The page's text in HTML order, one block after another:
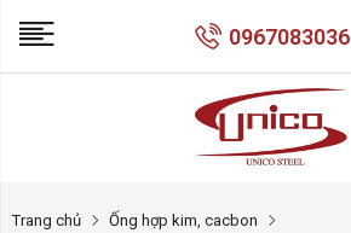
0967083036
Trang chủ
Ống hợp kim, cacbon